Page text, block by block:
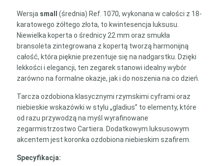
Wersja small
(średnia) Ref. 1070, wykonana w całości z 18-
karatowego żółtego złota, to kwintesencja luksusu.
Niewielka koperta o średnicy 22 mm oraz smukła
bransoleta zintegrowana z kopertą tworzą harmonijną
całość, która pięknie prezentuje się na nadgarstku. Dzięki
lekkości i elegancji, ten zegarek stanowi idealny wybór
zarówno na formalne okazje, jak i do noszenia na co dzień.
Tarcza ozdobiona klasycznymi rzymskimi cyframi oraz
niebieskie wskazówki w stylu „gladius” to elementy, które
od razu przywodzą na myśl wyrafinowane
zegarmistrzostwo Cartiera. Dodatkowym luksusowym
akcentem jest koronka ozdobiona niebieskim szafirem.
Specyfikacja: